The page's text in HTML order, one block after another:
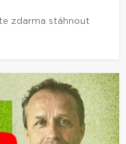
zdarma stáhnout